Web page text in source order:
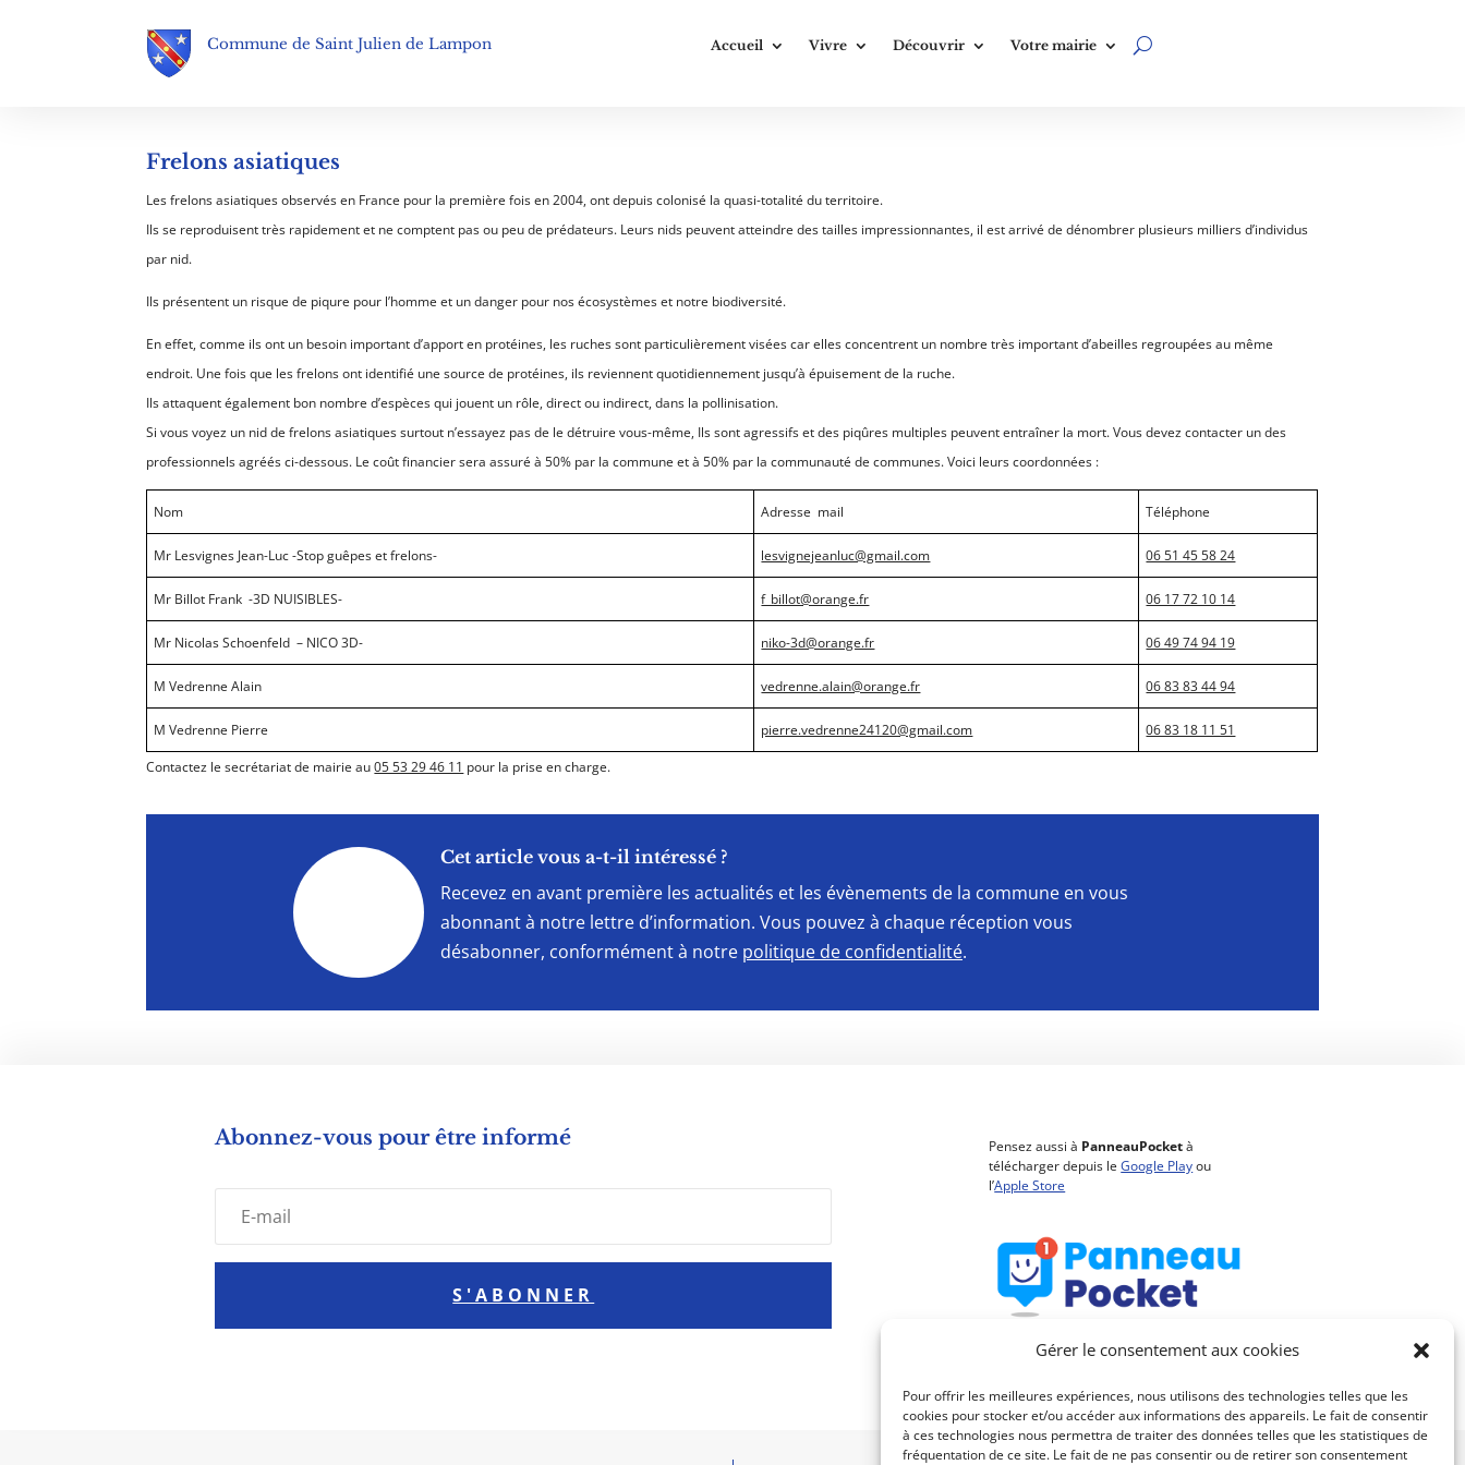
Gérer le consentement aux cookies
Pour offrir les meilleures expériences, nous utilisons des technologies telles que les
cookies pour stocker et/ou accéder aux informations des appareils. Le fait de consentir
à ces technologies nous permettra de traiter des données telles que les statistiques de
fréquentation de ce site. Le fait de ne pas consentir ou de retirer son consentement
Commune de Saint Julien de Lampon Accueil Vivre Découvrir Votre mairie
Frelons asiatiques
Les frelons asiatiques observés en France pour la première fois en 2004, ont depuis colonisé la quasi-totalité du territoire.
Ils se reproduisent très rapidement et ne comptent pas ou peu de prédateurs. Leurs nids peuvent atteindre des tailles impressionnantes, il est arrivé de dénombrer plusieurs milliers d’individus
par nid.
Ils présentent un risque de piqure pour l’homme et un danger pour nos écosystèmes et notre biodiversité.
En effet, comme ils ont un besoin important d’apport en protéines, les ruches sont particulièrement visées car elles concentrent un nombre très important d’abeilles regroupées au même
endroit. Une fois que les frelons ont identifié une source de protéines, ils reviennent quotidiennement jusqu’à épuisement de la ruche.
Ils attaquent également bon nombre d’espèces qui jouent un rôle, direct ou indirect, dans la pollinisation.
Si vous voyez un nid de frelons asiatiques surtout n’essayez pas de le détruire vous-même, Ils sont agressifs et des piqûres multiples peuvent entraîner la mort. Vous devez contacter un des
professionnels agréés ci-dessous. Le coût financier sera assuré à 50% par la commune et à 50% par la communauté de communes. Voici leurs coordonnées :
Nom Adresse mail Téléphone
Mr Lesvignes Jean-Luc -Stop guêpes et frelons- lesvignejeanluc@gmail.com 06 51 45 58 24
Mr Billot Frank -3D NUISIBLES- f_billot@orange.fr 06 17 72 10 14
Mr Nicolas Schoenfeld – NICO 3D- niko-3d@orange.fr 06 49 74 94 19
M Vedrenne Alain vedrenne.alain@orange.fr 06 83 83 44 94
M Vedrenne Pierre pierre.vedrenne24120@gmail.com
06 83 18 11 51
Contactez le secrétariat de mairie au05 53 29 46 11 pour la prise en charge.
" Cet article vous a-t-il intéressé ?
Recevez en avant première les actualités et les évènements de la commune en vous
abonnant à notre lettre d’information. Vous pouvez à chaque réception vous
désabonner, conformément à notre politique de confidentialité.
Abonnez-vous pour être informé
S'ABONNER
Pensez aussi à PanneauPocketà
télécharger depuis leGoogle Playou
l’Apple Store